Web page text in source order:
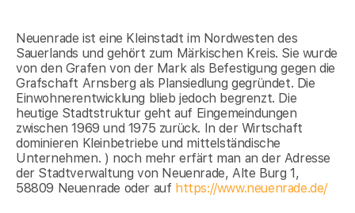
Neuenrade ist eine Kleinstadt im Nordwesten des
Sauerlands und gehört zum Märkischen Kreis. Sie wurde
von den Grafen von der Mark als Befestigung gegen die
Grafschaft Arnsberg als Plansiedlung gegründet. Die
Einwohnerentwicklung blieb jedoch begrenzt. Die
heutige Stadtstruktur geht auf Eingemeindungen
zwischen 1969 und 1975 zurück. In der Wirtschaft
dominieren Kleinbetriebe und mittelständische
Unternehmen. ) noch mehr erfärt man an der Adresse
der Stadtverwaltung von Neuenrade, Alte Burg 1,
58809 Neuenrade oder auf https://www.neuenrade.de/